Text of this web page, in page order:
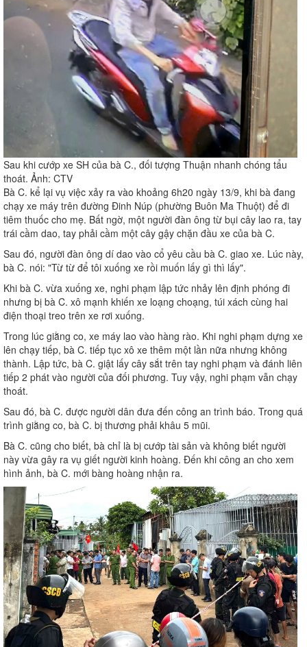
Sau khi cướp xe SH của bà C., đối tượng Thuận nhanh chóng tẩu
thoát. Ảnh: CTV
Bà C. kể lại vụ việc xảy ra vào khoảng 6h20 ngày 13/9, khi bà đang
chạy xe máy trên đường Đinh Núp (phường Buôn Ma Thuột) để đi
tiêm thuốc cho mẹ. Bất ngờ, một người đàn ông từ bụi cây lao ra, tay
trái cầm dao, tay phải cầm một cây gậy chặn đầu xe của bà C.
Sau đó, người đàn ông dí dao vào cổ yêu cầu bà C. giao xe. Lúc này,
bà C. nói: "Từ từ để tôi xuống xe rồi muốn lấy gì thì lấy".
Khi bà C. vừa xuống xe, nghi phạm lập tức nhảy lên định phóng đi
nhưng bị bà C. xô mạnh khiến xe loạng choạng, túi xách cùng hai
điện thoại treo trên xe rơi xuống.
Trong lúc giằng co, xe máy lao vào hàng rào. Khi nghi phạm dựng xe
lên chạy tiếp, bà C. tiếp tục xô xe thêm một lần nữa nhưng không
thành. Lập tức, bà C. giật lấy cây sắt trên tay nghi phạm và đánh liên
tiếp 2 phát vào người của đối phương. Tuy vậy, nghi phạm vẫn chạy
thoát.
Sau đó, bà C. được người dân đưa đến công an trình báo. Trong quá
trình giằng co, bà C. bị thương phải khâu 5 mũi.
Bà C. cũng cho biết, bà chỉ là bị cướp tài sản và không biết người
này vừa gây ra vụ giết người kinh hoàng. Đến khi công an cho xem
hình ảnh, bà C. mới bàng hoàng nhận ra.